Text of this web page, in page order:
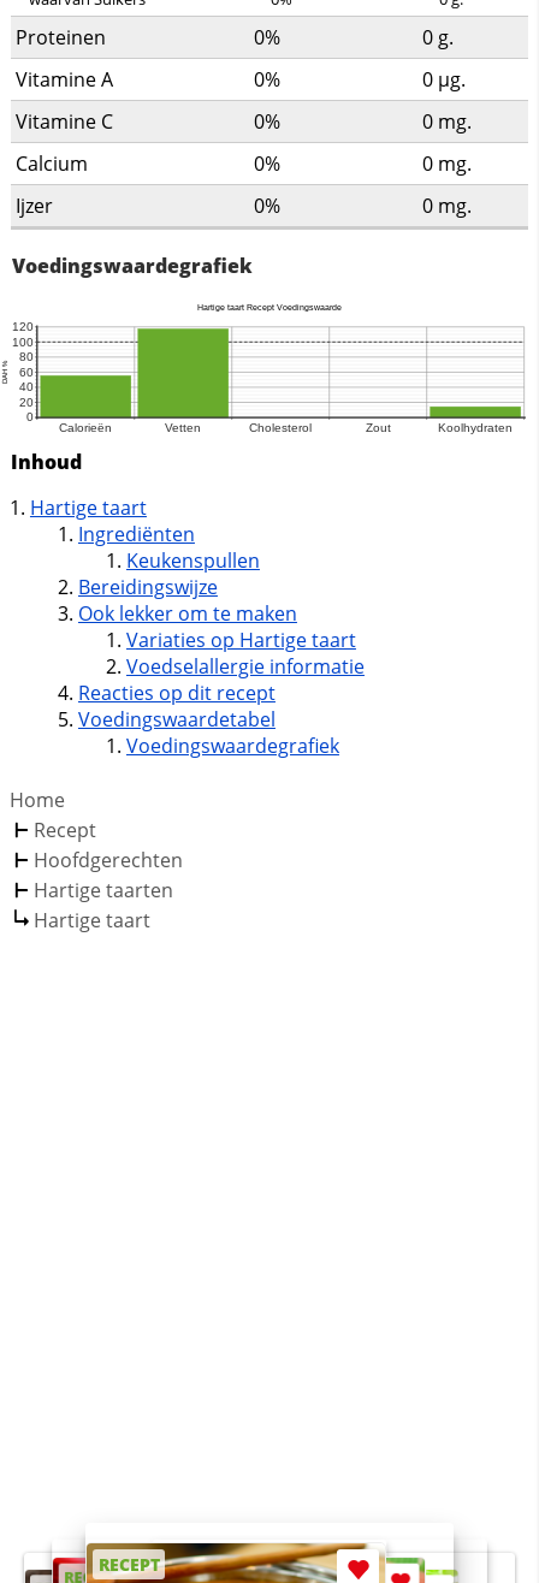
Proteinen 0% 0 g.
Vitamine A
0% 0 µg.
Vitamine C
0% 0 mg.
Calcium
0% 0 mg.
Ijzer
0% 0 mg.
Voedingswaardegrafiek
Inhoud
Hartige taart
Ingrediënten
Keukenspullen
Bereidingswijze
Ook lekker om te maken
Variaties op Hartige taart
Voedselallergie informatie
Reacties op dit recept
Voedingswaardetabel
Voedingswaardegrafiek
Home
Recept
Hoofdgerechten
Hartige taarten
Hartige taart
RECEPT
RECEPT
RECEPT